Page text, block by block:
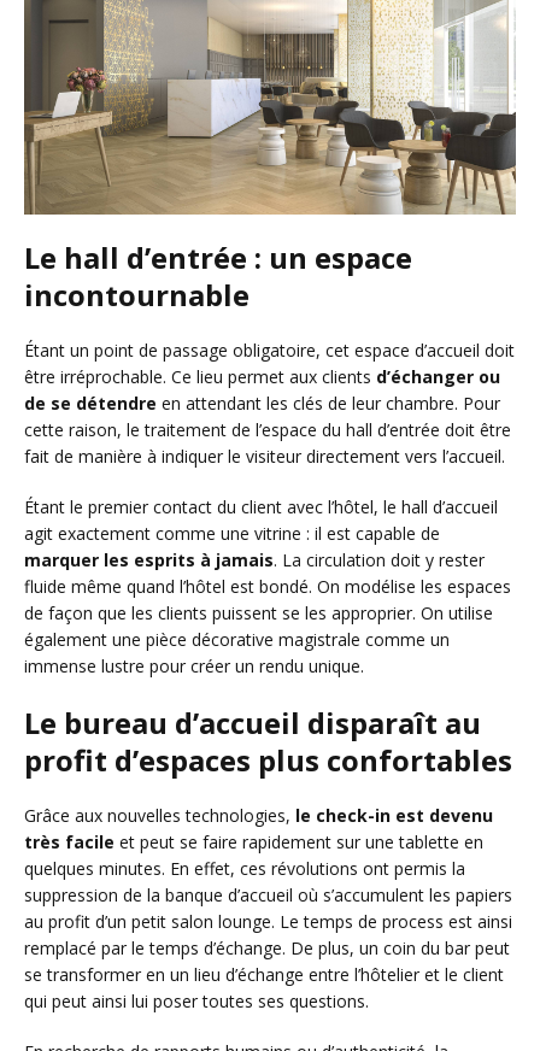
Le hall d’entrée : un espace
incontournable
Étant un point de passage obligatoire, cet espace d’accueil doit
être irréprochable. Ce lieu permet aux clients d’échanger ou
de se détendre en attendant les clés de leur chambre. Pour
cette raison, le traitement de l’espace du hall d’entrée doit être
fait de manière à indiquer le visiteur directement vers l’accueil.
Étant le premier contact du client avec l’hôtel, le hall d’accueil
agit exactement comme une vitrine : il est capable de
marquer les esprits à jamais. La circulation doit y rester
fluide même quand l’hôtel est bondé. On modélise les espaces
de façon que les clients puissent se les approprier. On utilise
également une pièce décorative magistrale comme un
immense lustre pour créer un rendu unique.
Le bureau d’accueil disparaît au
profit d’espaces plus confortables
Grâce aux nouvelles technologies, le check-in est devenu
très facile et peut se faire rapidement sur une tablette en
quelques minutes. En effet, ces révolutions ont permis la
suppression de la banque d’accueil où s’accumulent les papiers
au profit d’un petit salon lounge. Le temps de process est ainsi
remplacé par le temps d’échange. De plus, un coin du bar peut
se transformer en un lieu d’échange entre l’hôtelier et le client
qui peut ainsi lui poser toutes ses questions.